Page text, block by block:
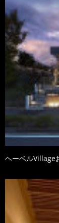
ヘーベルVillage